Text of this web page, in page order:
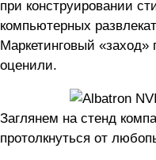
при конструировании
компьютерных
Маркетинговый
оценили.
Заглянем на стенд
протолкнуться от